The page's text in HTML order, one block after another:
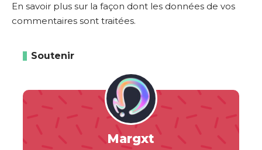
En savoir plus sur la façon dont les données de vos
commentaires sont traitées.
Soutenir
Margxt